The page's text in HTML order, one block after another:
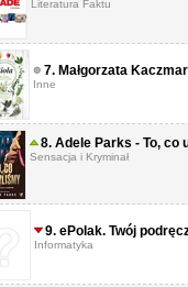
Literatura Faktu
7. Małgorzata
Inne
8. Adele Parks - To, co
Sensacja i Kryminał
9. ePolak. Twój
Informatyka